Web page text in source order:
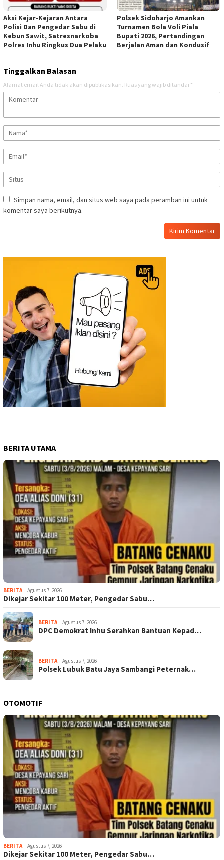
Aksi Kejar-Kejaran Antara
Polisi Dan Pengedar Sabu di
Kebun Sawit, Satresnarkoba
Polres Inhu Ringkus Dua Pelaku
Polsek Sidoharjo Amankan
Turnamen Bola Voli Piala
Bupati 2026, Pertandingan
Berjalan Aman dan Kondusif
Tinggalkan Balasan
Alamat email Anda tidak akan dipublikasikan. Ruas yang wajib ditandai *
Simpan nama, email, dan situs web saya pada peramban ini untuk
komentar saya berikutnya.
BERITA UTAMA
BERITA Agustus 7, 2026
Dikejar Sekitar 100 Meter, Pengedar Sabu…
BERITA Agustus 7, 2026
DPC Demokrat Inhu Serahkan Bantuan Kepad…
BERITA Agustus 7, 2026
Polsek Lubuk Batu Jaya Sambangi Peternak…
OTOMOTIF
BERITA Agustus 7, 2026
Dikejar Sekitar 100 Meter, Pengedar Sabu…